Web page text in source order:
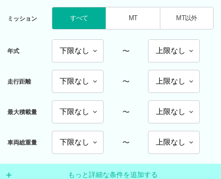
ミッション すべて MT MT以外
年式 〜
走行距離 〜
最大積載量 〜
車両総重量 〜
もっと詳細な条件を追加する